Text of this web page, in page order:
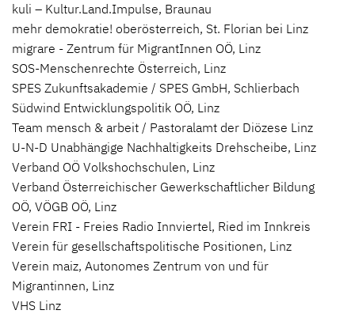
kuli – Kultur.Land.Impulse, Braunau
mehr demokratie! oberösterreich, St. Florian bei Linz
migrare - Zentrum für MigrantInnen OÖ, Linz
SOS-Menschenrechte Österreich, Linz
SPES Zukunftsakademie / SPES GmbH, Schlierbach
Südwind Entwicklungspolitik OÖ, Linz
Team mensch & arbeit / Pastoralamt der Diözese Linz
U-N-D Unabhängige Nachhaltigkeits Drehscheibe, Linz
Verband OÖ Volkshochschulen, Linz
Verband Österreichischer Gewerkschaftlicher Bildung
OÖ, VÖGB OÖ, Linz
Verein FRI - Freies Radio Innviertel, Ried im Innkreis
Verein für gesellschaftspolitische Positionen, Linz
Verein maiz, Autonomes Zentrum von und für
Migrantinnen, Linz
VHS Linz